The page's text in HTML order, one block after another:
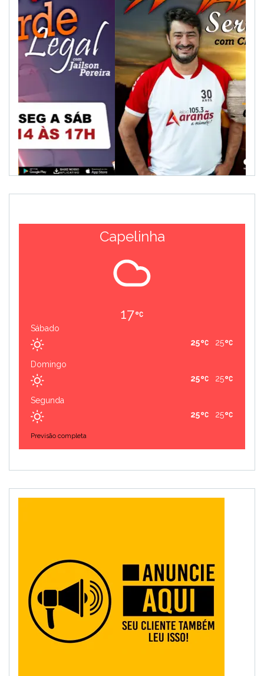
Capelinha
17
Sábado
25
25
Domingo
25
25
Segunda
25
25
Previsão completa